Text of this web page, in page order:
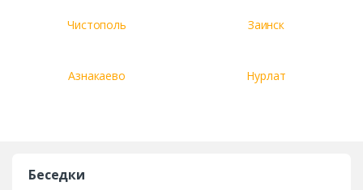
Чистополь Заинск
Азнакаево Нурлат
Беседки